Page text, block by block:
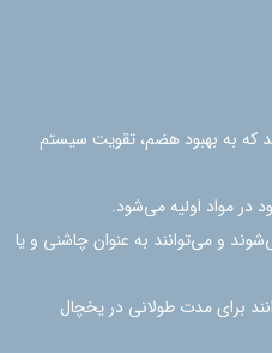
که به بهبود هضم، تقویت سیستم
در مواد اولیه می‌شود.
و می‌توانند به عنوان چاشنی و یا
برای مدت طولانی در یخچال